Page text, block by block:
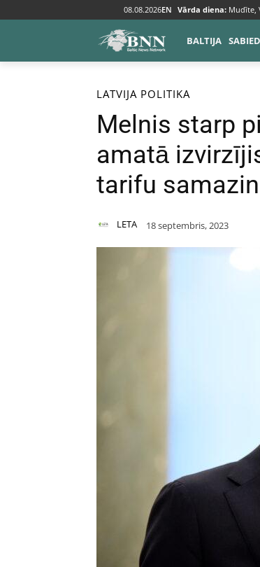
08.08.2026EN Vārda diena: Mudīte,
BALTIJA
Sākums Baltija Latvija
LATVIJA POLITIKA
Melnis starp
amatā
tarifu
LETA 18 septembris, 2023